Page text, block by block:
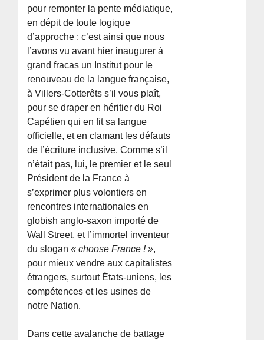
pour remonter la pente médiatique,
en dépit de toute logique
d’approche : c’est ainsi que nous
l’avons vu avant hier inaugurer à
grand fracas un Institut pour le
renouveau de la langue française,
à Villers-Cotterêts s’il vous plaît,
pour se draper en héritier du Roi
Capétien qui en fit sa langue
officielle, et en clamant les défauts
de l’écriture inclusive. Comme s’il
n’était pas, lui, le premier et le seul
Président de la France à
s’exprimer plus volontiers en
rencontres internationales en
globish anglo-saxon importé de
Wall Street, et l’immortel inventeur
du slogan« choose France ! »,
pour mieux vendre aux capitalistes
étrangers, surtout États-uniens, les
compétences et les usines de
notre Nation.
Dans cette avalanche de battage